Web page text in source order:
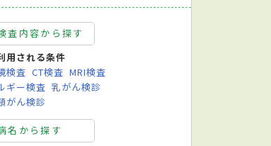
査内容から探す
用される条件
検査 CT検査 MRI検査
ギー検査 乳がん検診
がん検診
名から探す